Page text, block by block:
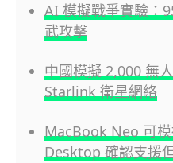
AI 模擬戰爭實驗：
武攻擊
中國模擬 2,000 無
Starlink 衛星網絡
MacBook Neo 可
Desktop 確認支援